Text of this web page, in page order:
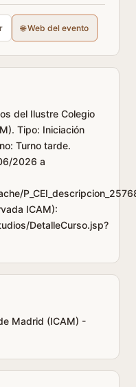
🌐 Web del evento
del Ilustre Colegio
Tipo: Iniciación
Turno tarde.
2026 a
ICAM):
DetalleCurso.jsp?
Madrid (ICAM) -